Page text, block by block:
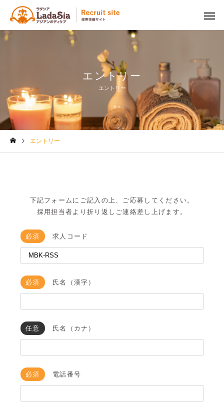
エントリー
エントリー
エントリー
下記フォームにご記入の上、ご応募してください。
採用担当者より折り返しご連絡差し上げます。
必須 求人コード
必須 氏名（漢字）
任意 氏名（カナ）
必須 電話番号